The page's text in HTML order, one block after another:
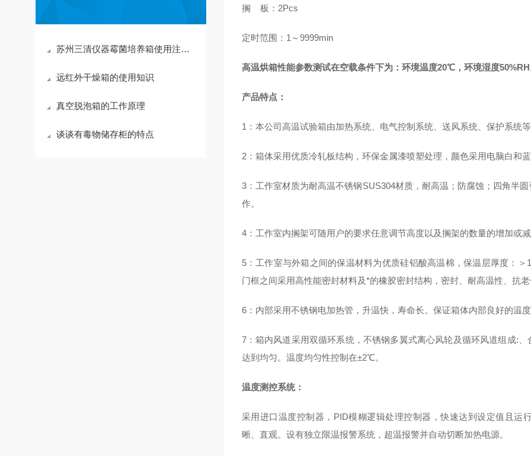
苏州三清仪器霉菌培养箱使用注意事项
远红外干燥箱的使用知识
真空脱泡箱的工作原理
谈谈有毒物储存柜的特点
搁 板：2Pcs
定时范围：1～9999min
高温烘箱性能参数测试在空载条件下为：环境温度20℃，环境湿度
产品特点：
1：本公司高温试验箱由加热系统、电气控制系统、送风系统、保护系统
2：箱体采用优质冷轧板结构，环保金属漆喷塑处理，颜色采用电脑白和
3：工作室材质为耐高温不锈钢SUS304材质，耐高温；防腐蚀；四角半
作。
4：工作室内搁架可随用户的要求任意调节高度以及搁架的数量的增加或
5：工作室与外箱之间的保温材料为优质硅铝酸高温棉，保温层厚度：
门框之间采用高性能密封材料及*的橡胶密封结构，密封、耐高温性、抗
6：内部采用不锈钢电加热管，升温快，寿命长。保证箱体内部良好的温
7：箱内风道采用双循环系统，不锈钢多翼式离心风轮及循环风道组成:
达到均匀。温度均匀性控制在±2℃。
温度测控系统：
采用进口温度控制器，PID模糊逻辑处理控制器，快速达到设定值且运
晰、直观。设有独立限温报警系统，超温报警并自动切断加热电源。